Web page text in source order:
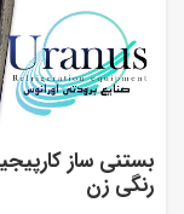
رنگی زن